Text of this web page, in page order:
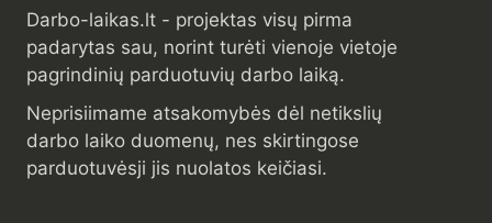
Darbo-laikas.lt - projektas visų pirma
padarytas sau, norint turėti vienoje vietoje
pagrindinių parduotuvių darbo laiką.
Neprisiimame atsakomybės dėl netikslių
darbo laiko duomenų, nes skirtingose
parduotuvėsji jis nuolatos keičiasi.